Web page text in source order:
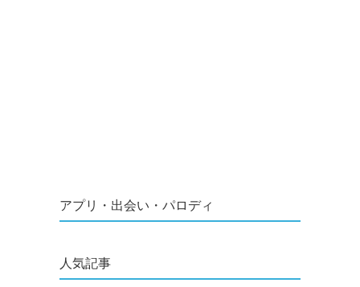
アプリ・出会い・パロディ
人気記事